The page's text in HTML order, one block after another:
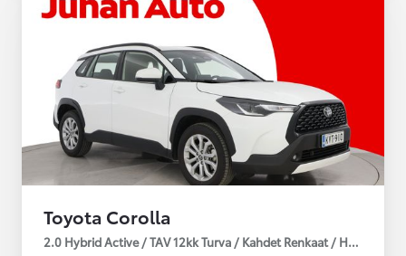
Toyota Corolla
2.0 Hybrid Active / TAV 12kk Turva / Kahdet Renkaat /